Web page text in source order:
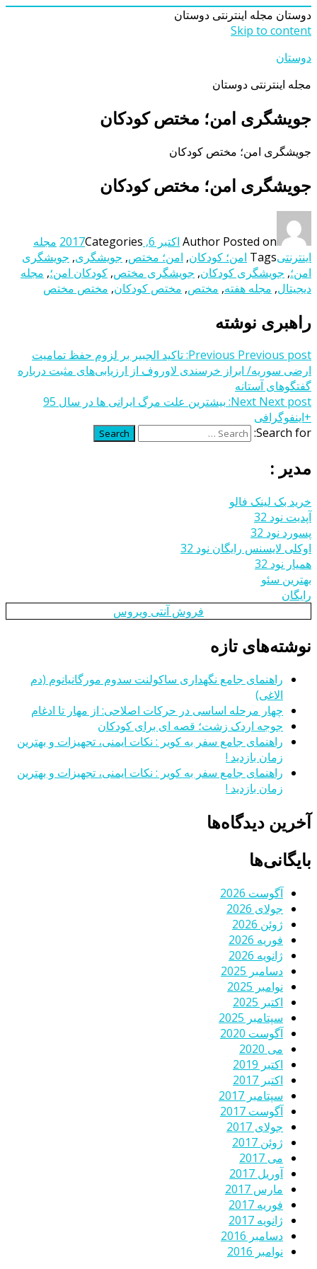
دوستان مجله اینترنتی دوستان
Skip to content
دوستان
مجله اینترنتی دوستان
جویشگری امن؛ مختص کودکان
جویشگری امن؛ مختص کودکان
جویشگری امن؛ مختص کودکان
Author Posted on اکتبر 6, 2017 Categories
مجله
اینترنتیTags امن؛ کودکان, امن؛ مختص, جویشگری, جویشگری
امن؛, جویشگری کودکان, جویشگری مختص, کودکان امن؛, مجله
دیجیتال, مجله هفته, مختص, مختص کودکان, مختص مختص
راهبری نوشته
Previous Previous post:
تاکید الجبیر بر لزوم حفظ تمامیت
ارضی سوریه/ ابراز خرسندی لاوروف از ارزیابی‌های مثبت درباره
گفتگوهای آستانه
Next Next post:
بیشترین علت مرگ ایرانی ها در سال 95
+اینفوگرافی
Search for:
Search
مدیر :
خرید بک لینک فالو
آپدیت نود 32
پسورد نود 32
اوکلی لایسنس رایگان نود 32
همیار نود 32
بهترین سئو
رایگان
فروش آنتی ویروس
نوشته‌های تازه
راهنمای جامع نگهداری ساکولنت سدوم مورگانیانوم (دم
الاغی)
چهار مرحله اساسی در حرکات اصلاحی: از مهار تا ادغام
جوجه اردک زشت؛ قصه ای برای کودکان
راهنمای جامع سفر به کویر : نکات ایمنی، تجهیزات و بهترین
زمان بازدید !
راهنمای جامع سفر به کویر : نکات ایمنی، تجهیزات و بهترین
زمان بازدید !
آخرین دیدگاه‌ها
بایگانی‌ها
آگوست 2026
جولای 2026
ژوئن 2026
فوریه 2026
ژانویه 2026
دسامبر 2025
نوامبر 2025
اکتبر 2025
سپتامبر 2025
آگوست 2020
می 2020
اکتبر 2019
اکتبر 2017
سپتامبر 2017
آگوست 2017
جولای 2017
ژوئن 2017
می 2017
آوریل 2017
مارس 2017
فوریه 2017
ژانویه 2017
دسامبر 2016
نوامبر 2016